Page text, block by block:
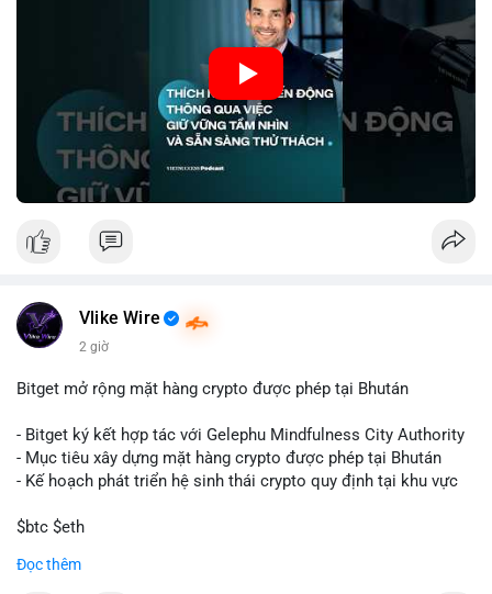
bản, phân배 tài sản hợp lý và kiên持 theo kế hoạch đã định.
Điều này không chỉ giúp giảm rủi ro mà còn tạo điều kiện để
tận dụng cơ hội khi thị trường phục hồi.
🎥 Xem video trực tiếp tại:
Nguồn: VIETSUCCESS
Vlike Wire
2 giờ
Bitget mở rộng mặt hàng crypto được phép tại Bhután
- Bitget ký kết hợp tác với Gelephu Mindfulness City Authority
- Mục tiêu xây dựng mặt hàng crypto được phép tại Bhután
- Kế hoạch phát triển hệ sinh thái crypto quy định tại khu vực
$btc $eth
#vlikevn
Đọc thêm